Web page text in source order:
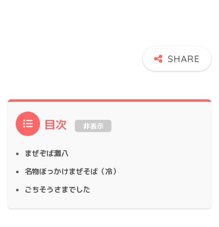
目次 非表示
まぜぞば灘八
名物ぼっかけまぜそば（冷）
ごちそうさまでした